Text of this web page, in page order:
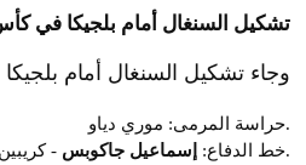
تشكيل السنغال أمام بلجيكا في
وجاء تشكيل السنغال أمام
حراسة المرمى: موري دياو.
خط الدفاع:
إسماعيل جاكوبس
- كريبين دياتا - موسى نياكاتي.